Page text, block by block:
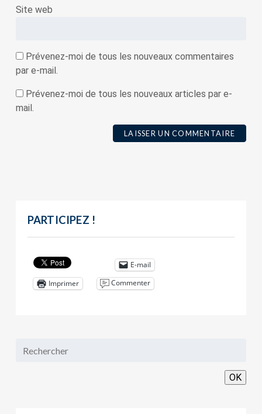
Site web
Prévenez-moi de tous les nouveaux commentaires
par e-mail.
Prévenez-moi de tous les nouveaux articles par e-
mail.
PARTICIPEZ !
E-mail
Imprimer
Commenter
OK